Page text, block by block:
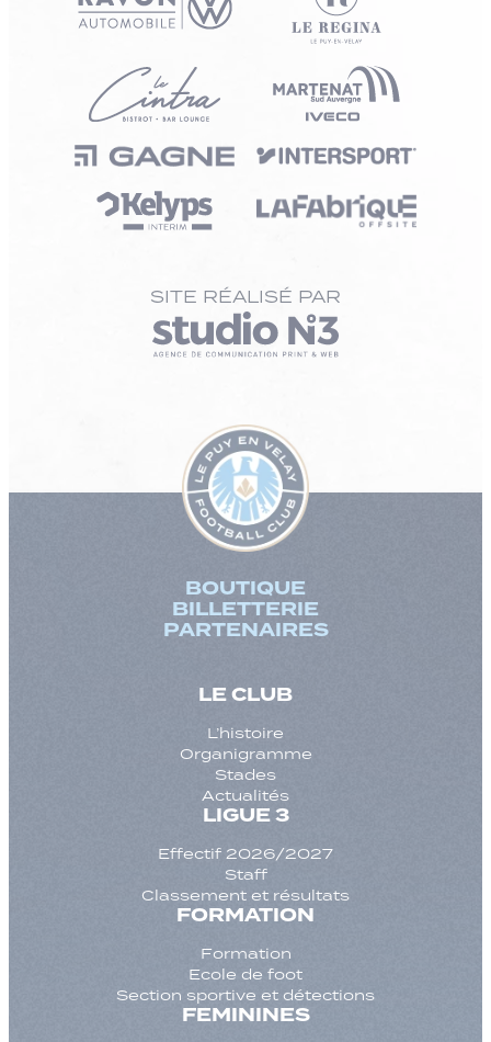
SITE RÉALISÉ PAR
BOUTIQUE
BILLETTERIE
PARTENAIRES
LE CLUB
L’histoire
Organigramme
Stades
Actualités
LIGUE 3
Effectif 2026/2027
Staff
Classement et résultats
FORMATION
Formation
Ecole de foot
Section sportive et détections
FEMININES